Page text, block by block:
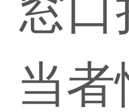
当者